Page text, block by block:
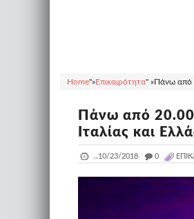
Home"»Επικαιρότητα" »Πάνω από
Πάνω από
Ιταλίας και
..10/23/2018 _ 0